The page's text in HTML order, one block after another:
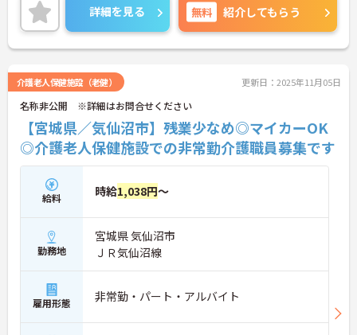
詳細を見る 無料 紹介してもらう
介護老人保健施設（老健） 更新日：2025年11月05日
名称非公開 ※詳細はお問合せください
【宮城県／気仙沼市】残業少なめ◎マイカーOK
◎介護老人保健施設での非常勤介護職員募集です
給料 時給1,038円～
勤務地
宮城県 気仙沼市
ＪＲ気仙沼線
雇用形態 非常勤・パート・アルバイト